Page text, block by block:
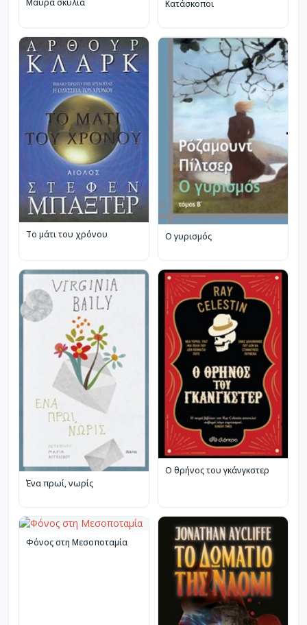
Κατάσκοποι
Το μάτι του χρόνου Ο γυρισμός
Ένα πρωί, νωρίς
Ο θρήνος του γκάνγκστερ
Φόνος στη Μεσοποταμία